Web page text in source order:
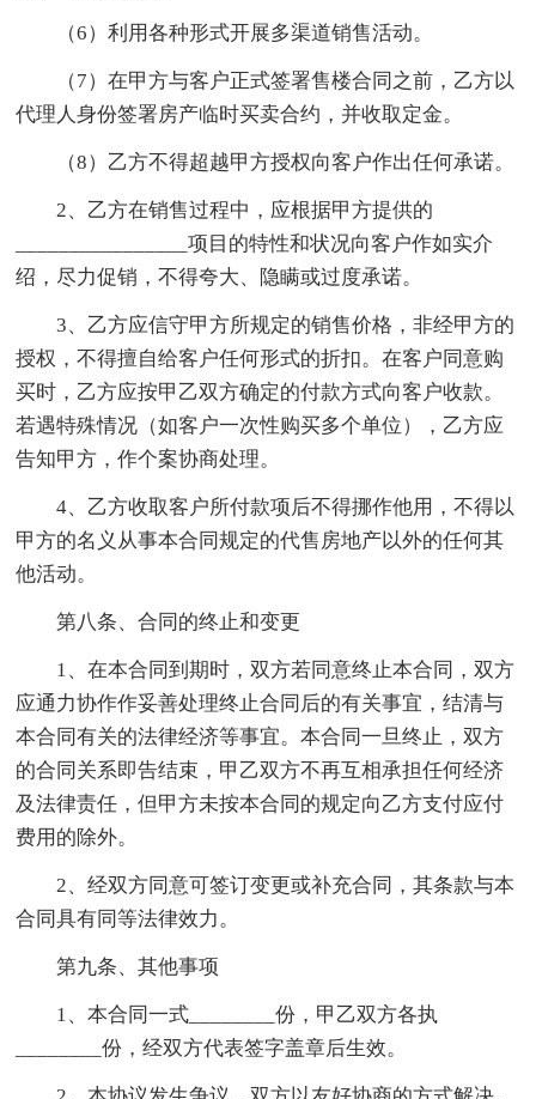
（6）利用各种形式开展多渠道销售活动。
（7）在甲方与客户正式签署售楼合同之前，乙方以
代理人身份签署房产临时买卖合约，并收取定金。
（8）乙方不得超越甲方授权向客户作出任何承诺。
2、乙方在销售过程中，应根据甲方提供的
________________项目的特性和状况向客户作如实介
绍，尽力促销，不得夸大、隐瞒或过度承诺。
3、乙方应信守甲方所规定的销售价格，非经甲方的
授权，不得擅自给客户任何形式的折扣。在客户同意购
买时，乙方应按甲乙双方确定的付款方式向客户收款。
若遇特殊情况（如客户一次性购买多个单位），乙方应
告知甲方，作个案协商处理。
4、乙方收取客户所付款项后不得挪作他用，不得以
甲方的名义从事本合同规定的代售房地产以外的任何其
他活动。
第八条、合同的终止和变更
1、在本合同到期时，双方若同意终止本合同，双方
应通力协作作妥善处理终止合同后的有关事宜，结清与
本合同有关的法律经济等事宜。本合同一旦终止，双方
的合同关系即告结束，甲乙双方不再互相承担任何经济
及法律责任，但甲方未按本合同的规定向乙方支付应付
费用的除外。
2、经双方同意可签订变更或补充合同，其条款与本
合同具有同等法律效力。
第九条、其他事项
1、本合同一式________份，甲乙双方各执
________份，经双方代表签字盖章后生效。